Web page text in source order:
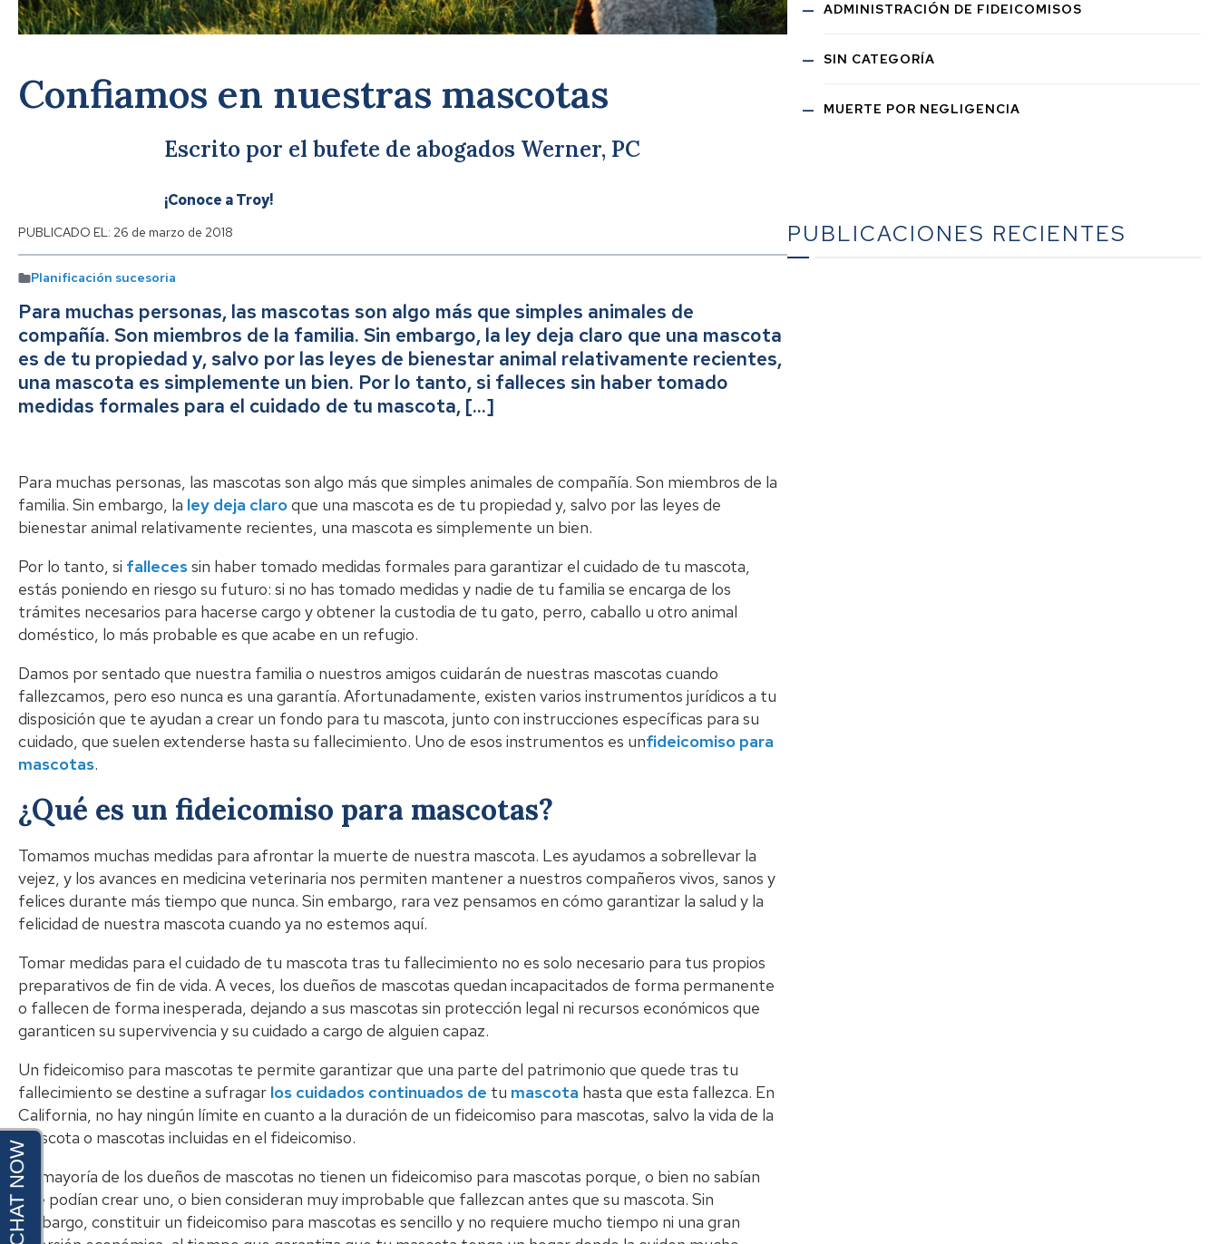
Confiamos en nuestras mascotas
Escrito por el bufete de abogados Werner, PC
¡Conoce a Troy!
PUBLICADO EL: 26 de marzo de 2018
Planificación sucesoria
Para muchas personas, las mascotas son algo más que simples animales de
compañía. Son miembros de la familia. Sin embargo, la ley deja claro que una mascota
es de tu propiedad y, salvo por las leyes de bienestar animal relativamente recientes,
una mascota es simplemente un bien. Por lo tanto, si falleces sin haber tomado
medidas formales para el cuidado de tu mascota, […]
Para muchas personas, las mascotas son algo más que simples animales de compañía. Son miembros de la
familia. Sin embargo, la ley deja claroque una mascota es de tu propiedad y, salvo por las leyes de
bienestar animal relativamente recientes, una mascota es simplemente un bien.
Por lo tanto, si fallecessin haber tomado medidas formales para garantizar el cuidado de tu mascota,
estás poniendo en riesgo su futuro: si no has tomado medidas y nadie de tu familia se encarga de los
trámites necesarios para hacerse cargo y obtener la custodia de tu gato, perro, caballo u otro animal
doméstico, lo más probable es que acabe en un refugio.
Damos por sentado que nuestra familia o nuestros amigos cuidarán de nuestras mascotas cuando
fallezcamos, pero eso nunca es una garantía. Afortunadamente, existen varios instrumentos jurídicos a tu
disposición que te ayudan a crear un fondo para tu mascota, junto con instrucciones específicas para su
cuidado, que suelen extenderse hasta su fallecimiento. Uno de esos instrumentos es unfideicomiso para
mascotas.
¿Qué es un fideicomiso para mascotas?
Tomamos muchas medidas para afrontar la muerte de nuestra mascota. Les ayudamos a sobrellevar la
vejez, y los avances en medicina veterinaria nos permiten mantener a nuestros compañeros vivos, sanos y
felices durante más tiempo que nunca. Sin embargo, rara vez pensamos en cómo garantizar la salud y la
felicidad de nuestra mascota cuando ya no estemos aquí.
Tomar medidas para el cuidado de tu mascota tras tu fallecimiento no es solo necesario para tus propios
preparativos de fin de vida. A veces, los dueños de mascotas quedan incapacitados de forma permanente
o fallecen de forma inesperada, dejando a sus mascotas sin protección legal ni recursos económicos que
garanticen su supervivencia y su cuidado a cargo de alguien capaz.
Un fideicomiso para mascotas te permite garantizar que una parte del patrimonio que quede tras tu
fallecimiento se destine a sufragar los cuidados continuados de tu mascota hasta que esta fallezca. En
California, no hay ningún límite en cuanto a la duración de un fideicomiso para mascotas, salvo la vida de la
mascota o mascotas incluidas en el fideicomiso.
La mayoría de los dueños de mascotas no tienen un fideicomiso para mascotas porque, o bien no sabían
que podían crear uno, o bien consideran muy improbable que fallezcan antes que su mascota. Sin
embargo, constituir un fideicomiso para mascotas es sencillo y no requiere mucho tiempo ni una gran
ADMINISTRACIÓN DE FIDEICOMISOS
SIN CATEGORÍA
MUERTE POR NEGLIGENCIA
PUBLICACIONES RECIENTES